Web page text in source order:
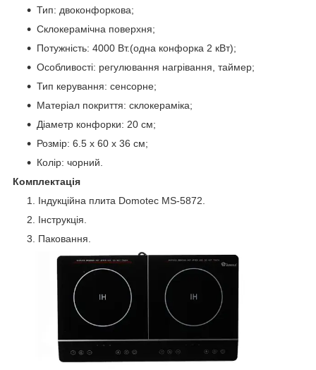
Тип: двоконфоркова;
Склокерамічна поверхня;
Потужність: 4000 Вт.(одна конфорка 2 кВт);
Особливості: регулювання нагрівання, таймер;
Тип керування: сенсорне;
Матеріал покриття: склокераміка;
Діаметр конфорки: 20 см;
Розмір: 6.5 x 60 x 36 см;
Колір: чорний.
Комплектація
Індукційна плита Domotec MS-5872.
Інструкція.
Паковання.